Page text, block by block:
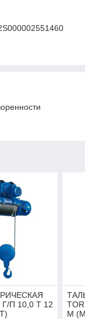
П 10,0 Т 12
М